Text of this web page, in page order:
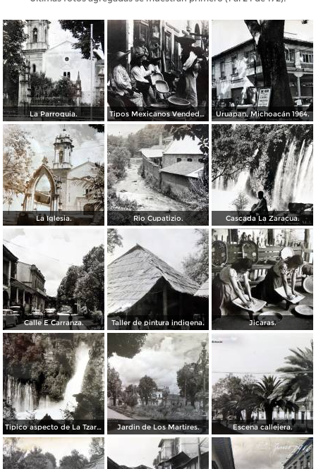
La Parroquia. Tipos Mexicanos Vendedores de vandejas. Uruapan, Michoacán 1964.
La Iglesia. Rio Cupatizio. Cascada La Zaracua.
Calle E Carranza. Taller de pintura indigena. Jicaras.
Tipico aspecto de La Tzaracua. Jardin de Los Martires. Escena callejera.